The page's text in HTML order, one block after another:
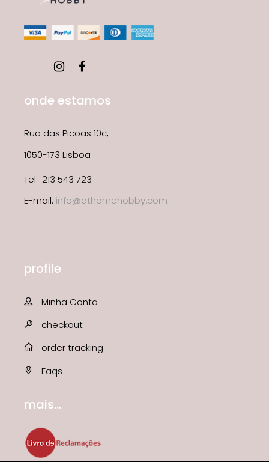
onde estamos
Rua das Picoas 10c,
1050-173 Lisboa
Tel_213 543 723
E-mail: info@athomehobby.com
profile
Minha Conta
checkout
order tracking
Faqs
mais...